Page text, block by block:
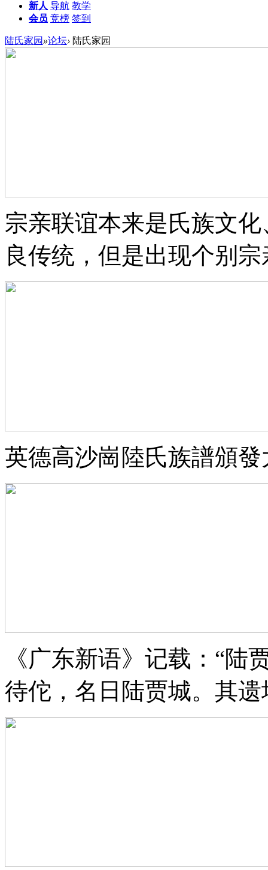
新人 导航 教学
会员 竞榜 签到
陆氏家园 »论坛› 陆氏家园
宗亲联谊本来是氏族文
良传统，但是出现个别
英德高沙崗陸氏族譜頒發
《广东新语》记载：“陆
待佗，名日陆贾城。其